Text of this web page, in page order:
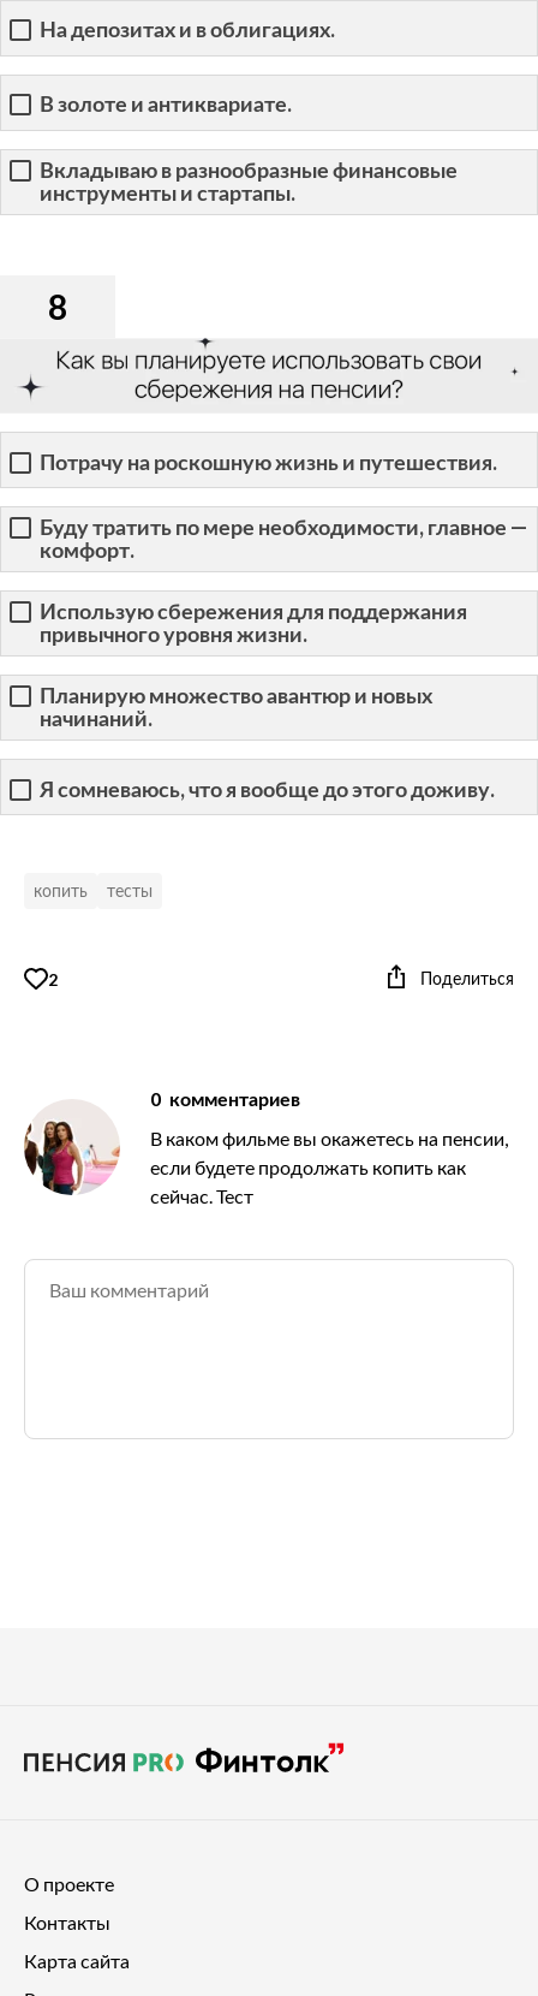
На депозитах и в облигациях.
В золоте и антиквариате.
Вкладываю в разнообразные финансовые
инструменты и стартапы.
8
Потрачу на роскошную жизнь и путешествия.
Буду тратить по мере необходимости, главное —
комфорт.
Использую сбережения для поддержания
привычного уровня жизни.
Планирую множество авантюр и новых
начинаний.
Я сомневаюсь, что я вообще до этого доживу.
копить тесты
2 Поделиться
0 комментариев
В каком фильме вы окажетесь на пенсии,
если будете продолжать копить как
сейчас. Тест
О проекте
Контакты
Карта сайта